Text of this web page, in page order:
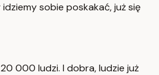
sobie poskakać, już się
000 ludzi. I dobra, ludzie już